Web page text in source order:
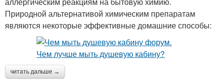
Природной альтернативой химическим препаратам
являются некоторые эффективные домашние способы:
читать дальше →